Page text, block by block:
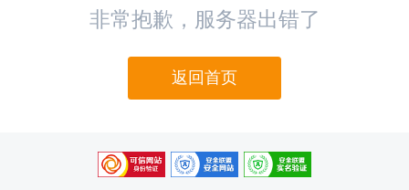
非常抱歉，服务器出错了
返回首页